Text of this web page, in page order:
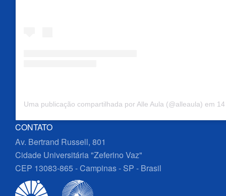
Uma publicação compartilhada por Alle Aula (@alleaula) em 14
CONTATO
Av. Bertrand Russell, 801
Cidade Universitária "Zeferino Vaz"
CEP 13083-865 - Campinas - SP - Brasil